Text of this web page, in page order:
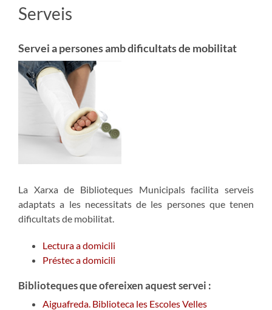
Serveis
Servei a persones amb dificultats de mobilitat
La Xarxa de Biblioteques Municipals facilita serveis
adaptats a les necessitats de les persones que tenen
dificultats de mobilitat.
Lectura a domicili
Préstec a domicili
Biblioteques que ofereixen aquest servei :
Aiguafreda. Biblioteca les Escoles Velles